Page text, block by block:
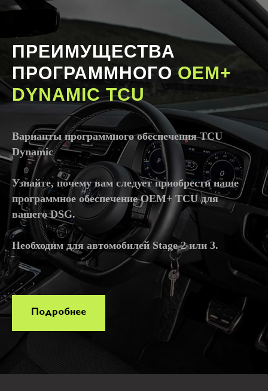
ПРЕИМУЩЕСТВА
ПРОГРАММНОГОOEM+
DYNAMIC TCU
Варианты программного обеспечения TCU
Dynamic
Узнайте, почему вам следует приобрести наше
программное обеспечение OEM+ TCU для
вашего DSG.
Необходим для автомобилей Stage 2 или 3.
Подробнее